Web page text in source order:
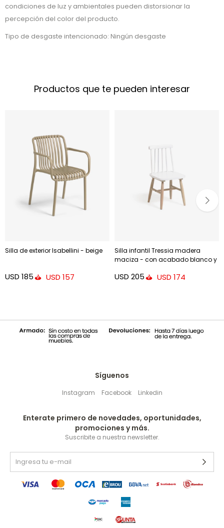
condiciones de luz y ambientales pueden distorsionar la
percepción del color del producto.
Tipo de desgaste intencionado: Ningún desgaste
Productos que te pueden interesar
Silla de exterior Isabellini - beige
USD 185 USD 157
Silla infantil Tressia madera
maciza - con acabado blanco y
USD 205 USD 174
Síguenos
Instagram Facebook Linkedin
Enterate primero de novedades, oportunidades,
promociones y más.
Suscribite a nuestra newsletter.